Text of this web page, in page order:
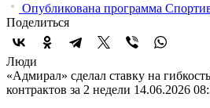
Опубликована программа
Поделиться
Люди
«Адмирал» сделал ставку на
контрактов за 2 недели 14.06.2026